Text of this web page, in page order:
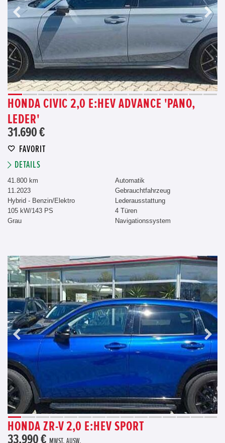
HONDA CIVIC 2,0 E:HEV ADVANCE 'PANO,
LEDER'
31.690 €
FAVORIT
DETAILS
41.800 km
11.2023
Hybrid - Benzin/Elektro
105 kW/143 PS
Grau
Automatik
Gebrauchtfahrzeug
Lederausstattung
4 Türen
Navigationssystem
HONDA ZR-V 2,0 E:HEV SPORT
33.990 € MWST. AUSW.